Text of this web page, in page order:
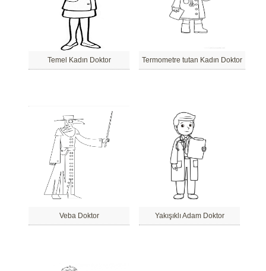
Temel Kadın Doktor Termometre tutan Kadın Doktor
Veba Doktor Yakışıklı Adam Doktor